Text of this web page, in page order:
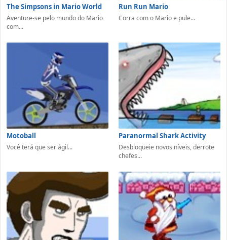
The Simpsons in Mario World
Aventure-se pelo mundo do Mario
com...
Run Run Mario
Corra com o Mario e pule...
Motoball
Você terá que ser ágil...
Paranormal Shark Activity
Desbloqueie novos níveis, derrote
chefes...